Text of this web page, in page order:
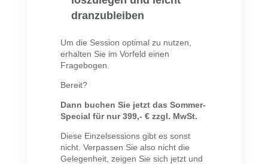
dranzubleiben
Um die Session optimal zu nutzen,
erhalten Sie im Vorfeld einen
Fragebogen.
Bereit?
Dann buchen Sie jetzt das Sommer-
Special für nur 399,- € zzgl. MwSt.
Diese Einzelsessions gibt es sonst
nicht. Verpassen Sie also nicht die
Gelegenheit, zeigen Sie sich jetzt und